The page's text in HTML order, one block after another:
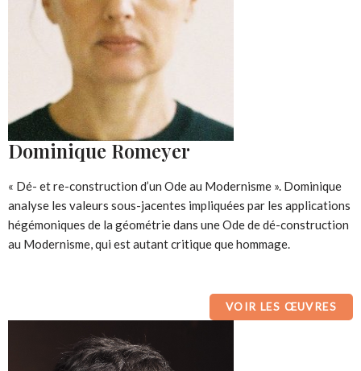
Dominique Romeyer
« Dé- et re-construction d’un Ode au Modernisme ». Dominique
analyse les valeurs sous-jacentes impliquées par les applications
hégémoniques de la géométrie dans une Ode de dé-construction
au Modernisme, qui est autant critique que hommage.
VOIR LES ŒUVRES